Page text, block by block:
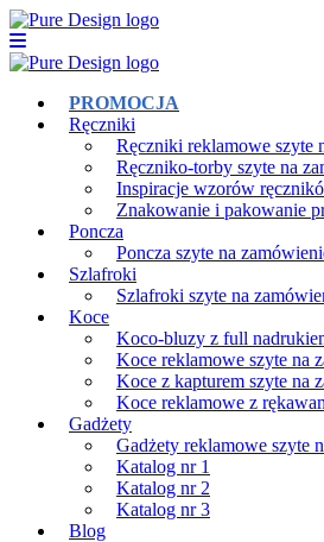
PROMOCJA
Ręczniki
Ręczniki reklamowe szyte
Ręczniko-torby szyte na
Inspiracje wzorów
Znakowanie i pakowanie
Poncza
Poncza szyte na
Szlafroki
Szlafroki szyte na
Koce
Koco-bluzy z full
Koce reklamowe szyte na
Koce z kapturem szyte na
Koce reklamowe z
Gadżety
Gadżety reklamowe szyte
Katalog nr 1
Katalog nr 2
Katalog nr 3
Blog